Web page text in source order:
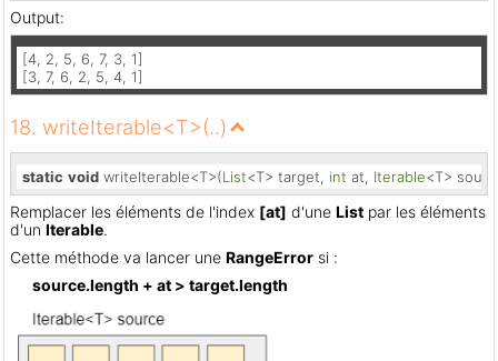
Output:
[4, 2, 5, 6, 7, 3, 1]
[3, 7, 6, 2, 5, 4, 1]
18. writeIterable<T>(..)
static void writeIterable<T>(List<T> target, int at, Iterable<T>
Remplacer les éléments de l'index [at] d'une List par les éléments
d'un Iterable.
Cette méthode va lancer une RangeError si :
source.length + at > target.length